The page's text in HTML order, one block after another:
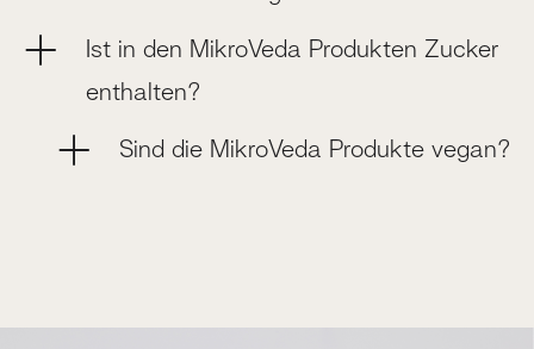
Ist in den MikroVeda Produkten Zucker
enthalten?
Sind die MikroVeda Produkte vegan?